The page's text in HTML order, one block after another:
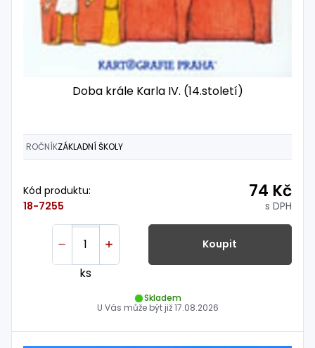
Doba krále Karla IV. (14.století)
ROČNÍKZÁKLADNÍ ŠKOLY
Kód produktu:
18-7255
74 Kč
s DPH
ks
Koupit
Skladem
U Vás může být již17.08.2026